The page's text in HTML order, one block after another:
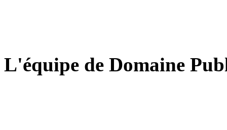
L'équipe de Domaine